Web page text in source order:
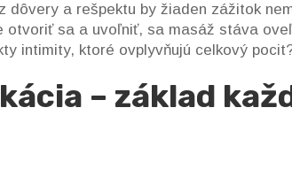
dôvery a rešpektu by žiaden zážitok
otvoriť sa a uvoľniť, sa masáž stáva
intimity, ktoré ovplyvňujú celkový
– základ